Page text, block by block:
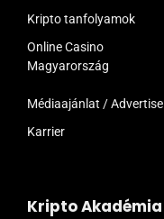
Kripto tanfolyamok
Online Casino
Magyarország
Médiaajánlat / Advertise
Karrier
Kripto Akadémia